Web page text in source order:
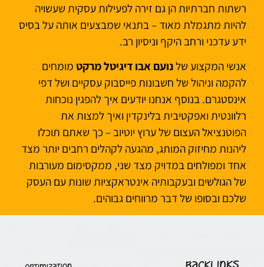
רשתות חברתיות הן גם זירה לפעילות עסקית שעשויה
להיות מתגמלת מאוד – בתנאי שמבצעים אותה על בסיס
ידע עדכני ורחב היקף וניסיון רב.
אנשי המקצוע שלנועם אבו דיגיטל מרקטמומחים
להקמה וניהול של חשבונות פייסבוק עסקיים ושל דפי
אינסטגרם. בנוסף אנחנו יודעים איך להפגין נוכחות
רלוונטית ואפקטיבית בלינקדין ואיך למצות את
הפוטנציאל העצום של ערוץ יוטיוב – כך שאתם תוכלו
ליהנות מחיזוק המותג, מהגעה לקהלים רחבים יותר מצד
אחד ומפולחים במדויק מצד שני, ממקסימום מעורבות
של הגולשים ובעקבותיה אינטראקציות שונות עם העסק
שלכם ובסופו של דבר מרווחים גבוהים.